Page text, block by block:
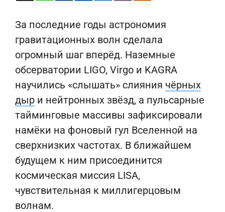
За последние годы астрономия
гравитационных волн сделала
огромный шаг вперёд. Наземные
обсерватории LIGO, Virgo и KAGRA
научились «слышать» слияния чёрных
дыр и нейтронных звёзд, а пульсарные
тайминговые массивы зафиксировали
намёки на фоновый гул Вселенной на
сверхнизких частотах. В ближайшем
будущем к ним присоединится
космическая миссия LISA,
чувствительная к миллигерцовым
волнам.